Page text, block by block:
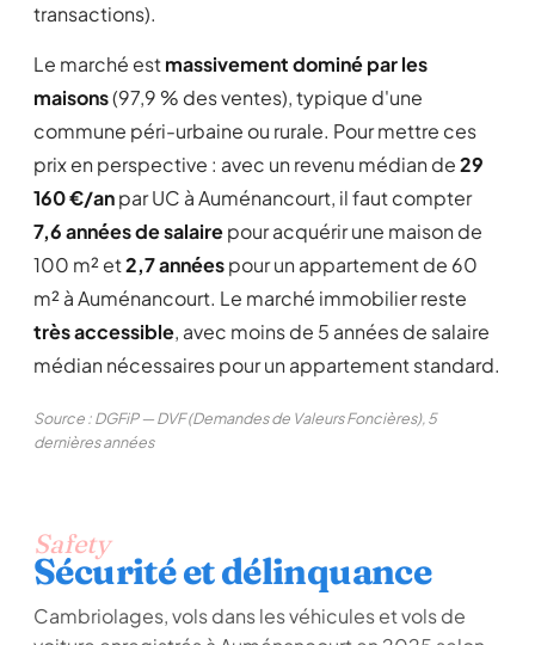
transactions).
Le marché estmassivement dominé par les
maisons(97,9 % des ventes), typique d'une
commune péri-urbaine ou rurale. Pour mettre ces
prix en perspective : avec un revenu médian de29
160 €/anpar UC à Auménancourt, il faut compter
7,6 années de salairepour acquérir une maison de
100 m² et2,7 annéespour un appartement de 60
m² à Auménancourt. Le marché immobilier reste
très accessible, avec moins de 5 années de salaire
médian nécessaires pour un appartement standard.
Source : DGFiP — DVF (Demandes de Valeurs Foncières), 5
dernières années
Safety
Sécurité et délinquance
Cambriolages, vols dans les véhicules et vols de